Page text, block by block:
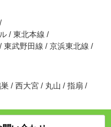
/
/ 東北本線 /
/ 東武野田線 / 京浜東北線 /
/ 西大宮 / 丸山 / 指扇 /